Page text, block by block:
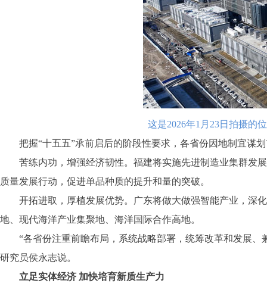
这是2026年1月23日拍摄的
把握“十五五”承前启后的阶段性要求，各省份因地制宜谋划
苦练内功，增强经济韧性。福建将实施先进制造业集群发展
质量发展行动，促进单品种质的提升和量的突破。
开拓进取，厚植发展优势。广东将做大做强智能产业，深化
地、现代海洋产业集聚地、海洋国际合作高地。
“各省份注重前瞻布局，系统战略部署，统筹改革和发展、
研究员侯永志说。
立足实体经济 加快培育新质生产力